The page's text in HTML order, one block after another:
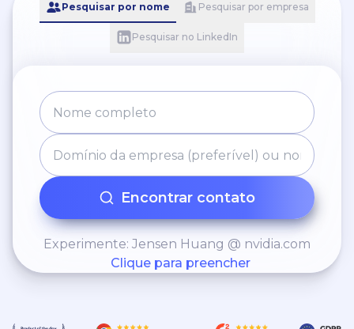
Pesquisar por nome Pesquisar por empresa
Pesquisar no LinkedIn
Encontrar contato
Experimente: Jensen Huang @ nvidia.com
Clique para preencher